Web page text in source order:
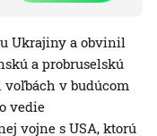
Ukrajiny a obvinil
a probruselskú
v budúcom
vedie
vojne s USA, ktorú